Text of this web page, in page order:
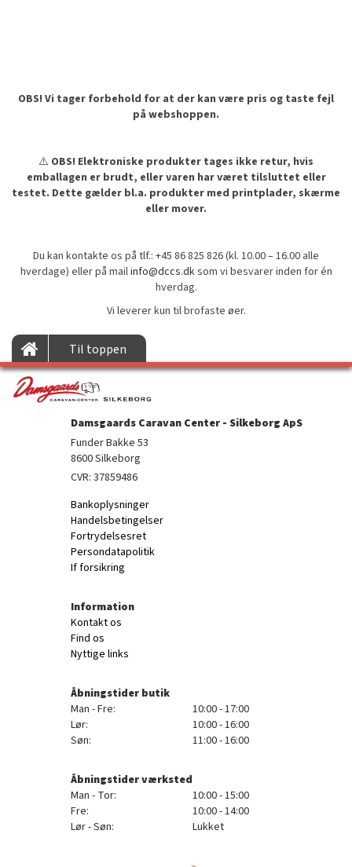
OBS! Vi tager forbehold for at der kan være pris og taste fejl
på webshoppen.
⚠️ OBS! Elektroniske produkter tages ikke retur, hvis
emballagen er brudt, eller varen har været tilsluttet eller
testet. Dette gælder bl.a. produkter med printplader, skærme
eller mover.
Du kan kontakte os på tlf.: +45 86 825 826 (kl. 10.00 – 16.00 alle
hverdage) eller på mailinfo@dccs.dksom vi besvarer inden for én
hverdag.
Vi leverer kun til brofaste øer.
Til toppen
Damsgaards Caravan Center - Silkeborg ApS
Funder Bakke 53
8600 Silkeborg
CVR: 37859486
Bankoplysninger
Handelsbetingelser
Fortrydelsesret
Persondatapolitik
If forsikring
Information
Kontakt os
Find os
Nyttige links
Åbningstider butik
Man - Fre:
10:00 - 17:00
Lør:
10:00 - 16:00
Søn:
11:00 - 16:00
Åbningstider værksted
Man - Tor:
10:00 - 15:00
Fre:
10:00 - 14:00
Lør - Søn:
Lukket